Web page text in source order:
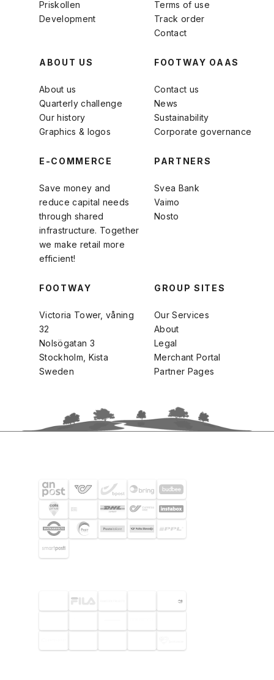
Priskollen
Development
Terms of use
Track order
Contact
ABOUT US
About us
Quarterly challenge
Our history
Graphics & logos
FOOTWAY OAAS
Contact us
News
Sustainability
Corporate governance
E-COMMERCE
Save money and
reduce capital needs
through shared
infrastructure. Together
we make retail more
efficient!
PARTNERS
Svea Bank
Vaimo
Nosto
FOOTWAY
Victoria Tower, våning
32
Nolsögatan 3
Stockholm, Kista
Sweden
GROUP SITES
Our Services
About
Legal
Merchant Portal
Partner Pages